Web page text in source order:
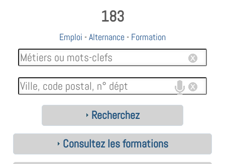
183
Emploi -Alternance - Formation
Recherchez
Consultez les formations